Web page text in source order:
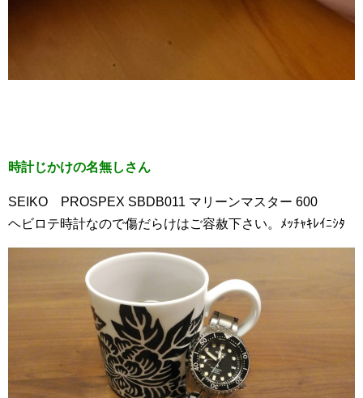
時計じかけの名無しさん
SEIKO PROSPEX SBDB011 マリーンマスター 600
ヘビロテ時計なので傷だらけはご容赦下さい。ﾒｯﾁｬｷﾚｲﾆｼﾀ